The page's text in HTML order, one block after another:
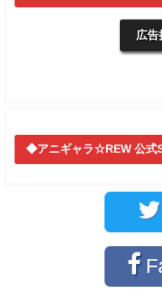
広告
◆アニギャラ☆REW 公式